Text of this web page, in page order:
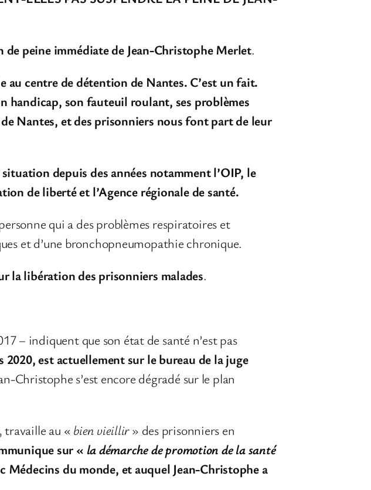
de peine immédiate de Jean-Christophe Merlet.
au centre de détention de Nantes. C’est un fait.
handicap, son fauteuil roulant, ses problèmes
Nantes, et des prisonniers nous font part de leur
depuis des années notammentl’OIP, le
de liberté et l’Agence régionale de santé.
qui a des problèmes respiratoires et
et d’une bronchopneumopathie chronique.
la libération des prisonniers malades.
– indiquent que son état de santé n’est pas
est actuellement sur le bureau de la juge
Christophe s’est encore dégradé sur le plan
travaille au « bien vieillir» des prisonniers en
sur « la démarche de promotion de la santé
Médecins du monde, et auquel Jean-Christophe a